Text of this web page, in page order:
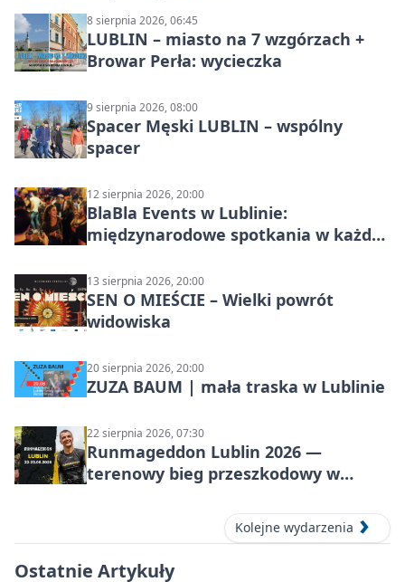
8 sierpnia 2026, 06:45
LUBLIN – miasto na 7 wzgórzach +
Browar Perła: wycieczka
9 sierpnia 2026, 08:00
Spacer Męski LUBLIN – wspólny
spacer
12 sierpnia 2026, 20:00
BlaBla Events w Lublinie:
międzynarodowe spotkania w każdą
13 sierpnia 2026, 20:00
SEN O MIEŚCIE – Wielki powrót
widowiska
20 sierpnia 2026, 20:00
ZUZA BAUM | mała traska w Lublinie
22 sierpnia 2026, 07:30
Runmageddon Lublin 2026 —
terenowy bieg przeszkodowy w
Kolejne wydarzenia
Ostatnie Artykuły